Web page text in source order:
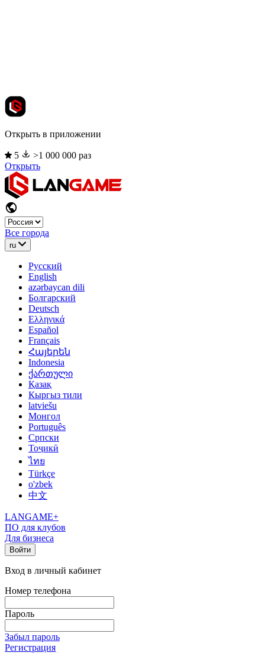
Открыть в приложении
5
>1 000 000 раз
Открыть
Все города
ru
Русский
English
azərbaycan dili
Болгарский
Deutsch
Ελληνικά
Español
Français
Հայերեն
Indonesia
ქართული
Қазақ
Кыргыз тили
latviešu
Монгол
Português
Српски
Тоҷикӣ
ไทย
Türkçe
o'zbek
中文
LANGAME+
ПО для клубов
Для бизнеса
Войти
Вход в личный кабинет
Номер телефона
Пароль
Забыл пароль
Регистрация